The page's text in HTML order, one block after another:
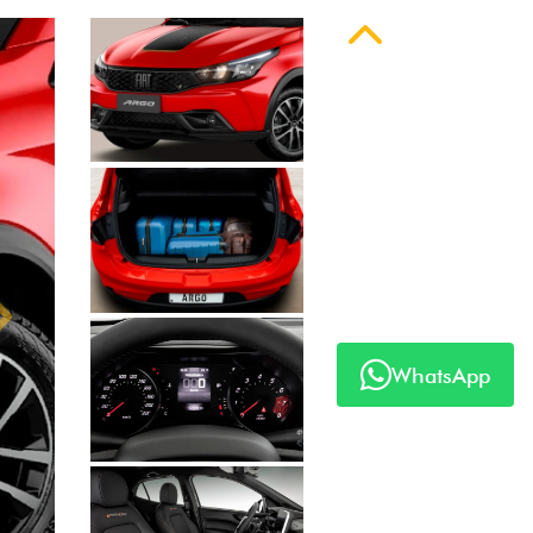
Anterior
WhatsApp